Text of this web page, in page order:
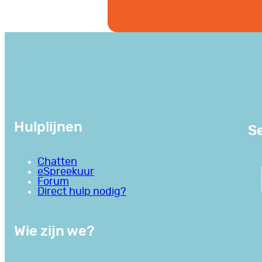
Hulplijnen
Chatten
eSpreekuur
Forum
Direct hulp nodig?
Wie zijn we?